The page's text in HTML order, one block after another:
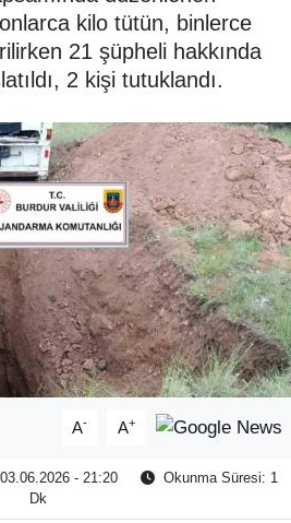
kilo tütün, binlerce
21 şüpheli hakkında
2 kişi tutuklandı.
A- A+
03.06.2026 - 21:20
Okunma Süresi: 1
Dk